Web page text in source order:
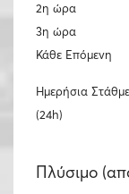
2η ώρα
3η ώρα
Κάθε Επόμενη
Ημερήσια
(24h)
Πλύσιμο